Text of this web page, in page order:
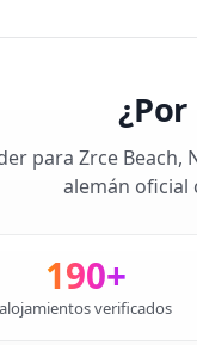
¿Por
para Zrce
alemán oficial
190+
alojamientos verificados